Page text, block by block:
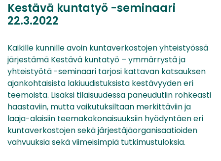
Kestävä kuntatyö -seminaari
22.3.2022
Kaikille kunnille avoin kuntaverkostojen yhteistyössä
järjestämä Kestävä kuntatyö – ymmärrystä ja
yhteistyötä -seminaari tarjosi kattavan katsauksen
ajankohtaisista lakiuudistuksista kestävyyden eri
teemoista. Lisäksi tilaisuudessa paneudutiin rohkeasti
haastaviin, mutta vaikutuksiltaan merkittäviin ja
laaja-alaisiin teemakokonaisuuksiin hyödyntäen eri
kuntaverkostojen sekä järjestäjäorganisaatioiden
vahvuuksia sekä viimeisimpiä tutkimustuloksia.